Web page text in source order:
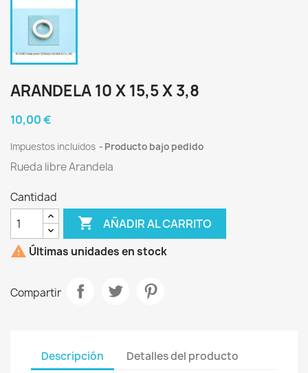
ARANDELA 10 X 15,5 X 3,8
10,00 €
Impuestos incluidos Producto bajo pedido
Rueda libre Arandela
Cantidad
 AÑADIR AL CARRITO
 Últimas unidades en stock
Compartir
Descripción Detalles del producto